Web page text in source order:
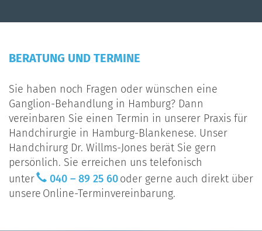
BERATUNG UND TERMINE
Sie haben noch Fragen oder wünschen eine
Ganglion-Behandlung in Hamburg? Dann
vereinbaren Sie einen Termin in unserer Praxis für
Handchirurgie in Hamburg-Blankenese. Unser
Handchirurg Dr. Willms-Jones berät Sie gern
persönlich. Sie erreichen uns telefonisch
unter
040 – 89 25 60oder gerne auch direkt über
unsere Online-Terminvereinbarung.